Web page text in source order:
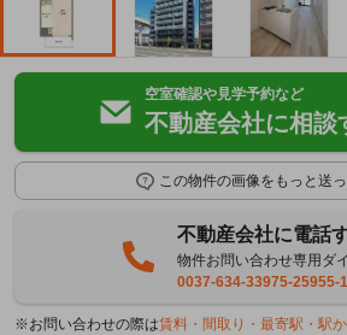
空室確認や見学予約など
不動産会社に相談
この物件の画像をもっと送
不動産会社に電話
物件お問い合わせ専用ダ
0037-634-33975-25955-
※お問い合わせの際は賃料・間取り・最寄駅・駅